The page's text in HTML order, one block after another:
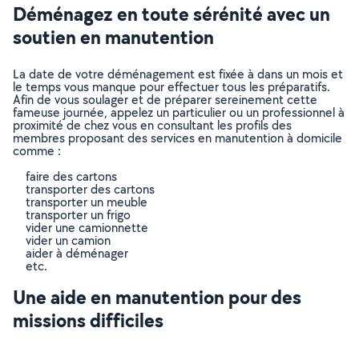
Déménagez en toute sérénité avec un
soutien en manutention
La date de votre déménagement est fixée à dans un mois et
le temps vous manque pour effectuer tous les préparatifs.
Afin de vous soulager et de préparer sereinement cette
fameuse journée, appelez un particulier ou un professionnel à
proximité de chez vous en consultant les profils des
membres proposant des services en manutention à domicile
comme :
faire des cartons
transporter des cartons
transporter un meuble
transporter un frigo
vider une camionnette
vider un camion
aider à déménager
etc.
Une aide en manutention pour des
missions difficiles